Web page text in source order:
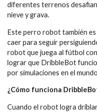
diferentes terrenos
nieve y grava.
Este perro robot también
caer para seguir
robot que juega al fútbol
lograr que DribbleBot
por simulaciones en el
¿Cómo funciona
Cuando el robot logra